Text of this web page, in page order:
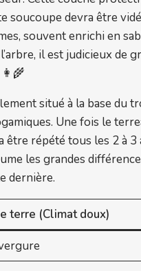
soucoupe devra être
souvent enrichi en
il est judicieux
situé à la base du
Une fois le
être répété tous les 2 à
les grandes
dernière.
terre (Climat doux)